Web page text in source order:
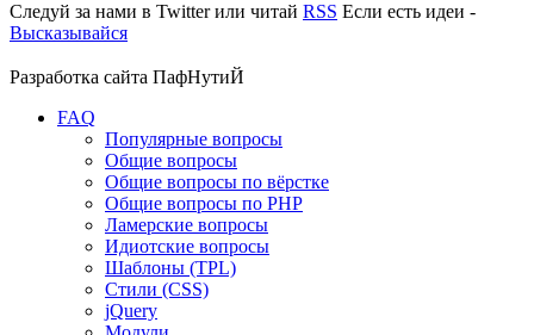
Следуй за нами в Twitterили читай RSS Если есть идеи -
Высказывайся
Разработка сайта ПафНутиЙ
FAQ
Популярные вопросы
Общие вопросы
Общие вопросы по вёрстке
Общие вопросы по PHP
Ламерские вопросы
Идиотские вопросы
Шаблоны (TPL)
Стили (CSS)
jQuery